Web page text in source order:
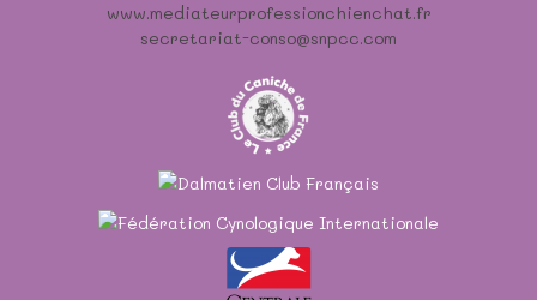
www.mediateurprofessionchienchat.fr
secretariat-conso@snpcc.com